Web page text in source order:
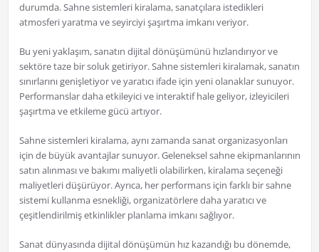
durumda. Sahne sistemleri kiralama, sanatçılara istedikleri
atmosferi yaratma ve seyirciyi şaşırtma imkanı veriyor.
Bu yeni yaklaşım, sanatın dijital dönüşümünü hızlandırıyor ve
sektöre taze bir soluk getiriyor. Sahne sistemleri kiralamak, sanatın
sınırlarını genişletiyor ve yaratıcı ifade için yeni olanaklar sunuyor.
Performanslar daha etkileyici ve interaktif hale geliyor, izleyicileri
şaşırtma ve etkileme gücü artıyor.
Sahne sistemleri kiralama, aynı zamanda sanat organizasyonları
için de büyük avantajlar sunuyor. Geleneksel sahne ekipmanlarının
satın alınması ve bakımı maliyetli olabilirken, kiralama seçeneği
maliyetleri düşürüyor. Ayrıca, her performans için farklı bir sahne
sistemi kullanma esnekliği, organizatörlere daha yaratıcı ve
çeşitlendirilmiş etkinlikler planlama imkanı sağlıyor.
Sanat dünyasında dijital dönüşümün hız kazandığı bu dönemde,